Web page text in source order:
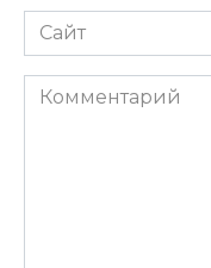
Сайт
Комментарий